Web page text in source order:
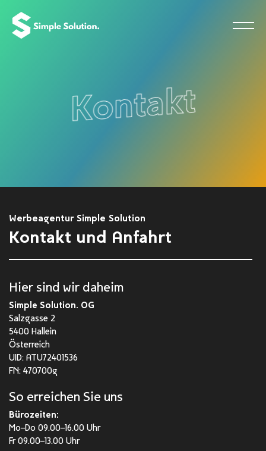
Kontakt
Werbeagentur Simple Solution
Kontakt und Anfahrt
Hier sind wir daheim
Simple Solution. OG
Salzgasse 2
5400 Hallein
Österreich
UID: ATU72401536
FN: 470700g
So erreichen Sie uns
Bürozeiten:
Mo–Do 09.00–16.00 Uhr
Fr 09.00–13.00 Uhr